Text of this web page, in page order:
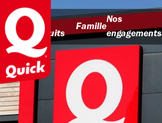
Nos
produits
Famille
Nos
engagements